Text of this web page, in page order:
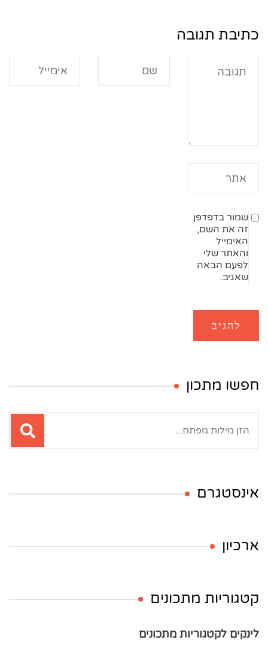
כתיבת תגובה
שמור בדפדפן
זה את השם,
האימייל
והאתר שלי
לפעם הבאה
שאגיב.
חפשו מתכון
אינסטגרם
ארכיון
קטגוריות מתכונים
לינקים לקטגוריות מתכונים